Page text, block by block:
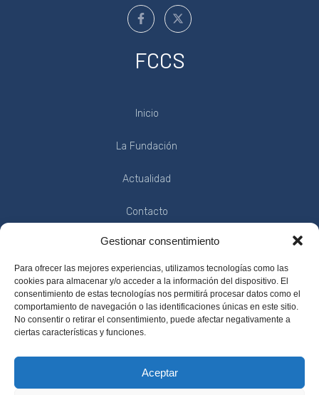
Gestionar consentimiento
Para ofrecer las mejores experiencias, utilizamos tecnologías como las
cookies para almacenar y/o acceder a la información del dispositivo. El
consentimiento de estas tecnologías nos permitirá procesar datos como el
comportamiento de navegación o las identificaciones únicas en este sitio.
No consentir o retirar el consentimiento, puede afectar negativamente a
ciertas características y funciones.
Aceptar
FCCS
Inicio
La Fundación
Actualidad
Contacto
INFORMACIÓN
Política de Privacidad
Condiciones de Uso
Aviso Legal